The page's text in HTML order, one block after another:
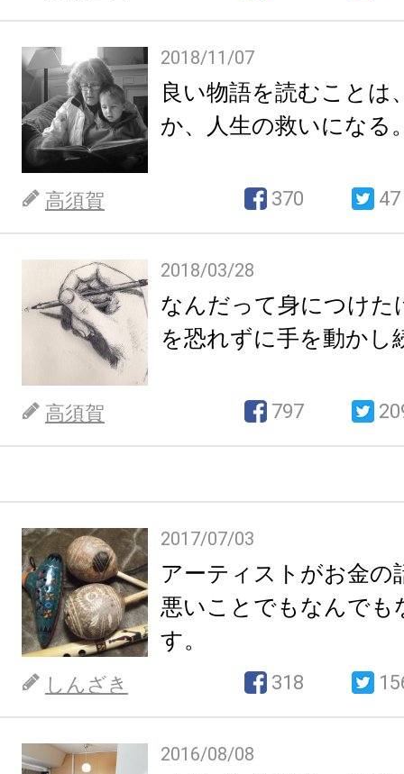
2018/11/07
良い物語を読むことは
か、人生の救いになる
高須賀 370 47
2018/03/28
なんだって身につけた
を恐れずに手を動かし
高須賀 797
2017/07/03
アーティストがお金の
悪いことでもなんでも
す。
しんざき 318
2016/08/08